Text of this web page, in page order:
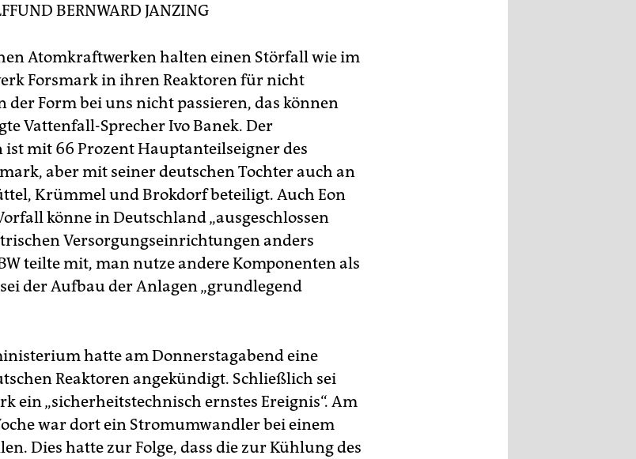
UND BERNWARD JANZING
Atomkraftwerken halten einen Störfall wie im
Forsmark in ihren Reaktoren für nicht
der Form bei uns nicht passieren, das können
Vattenfall-Sprecher Ivo Banek. Der
ist mit 66 Prozent Hauptanteilseigner des
aber mit seiner deutschen Tochter auch an
Krümmel und Brokdorf beteiligt. Auch Eon
könne in Deutschland „ausgeschlossen
Versorgungseinrichtungen anders
teilte mit, man nutze andere Komponenten als
der Aufbau der Anlagen „grundlegend
hatte am Donnerstagabend eine
Reaktoren angekündigt. Schließlich sei
ein „sicherheitstechnisch ernstes Ereignis“. Am
war dort ein Stromumwandler bei einem
Dies hatte zur Folge, dass die zur Kühlung des